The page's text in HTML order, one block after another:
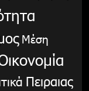
Μέση
Πειραιας